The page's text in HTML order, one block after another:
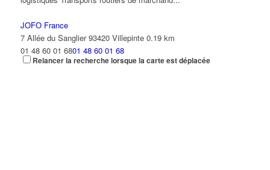
JOFO France
7 Allée du Sanglier 93420 Villepinte 0.19 km
01 48 60 01 6801 48 60 01 68
Relancer la recherche lorsque la carte est déplacée